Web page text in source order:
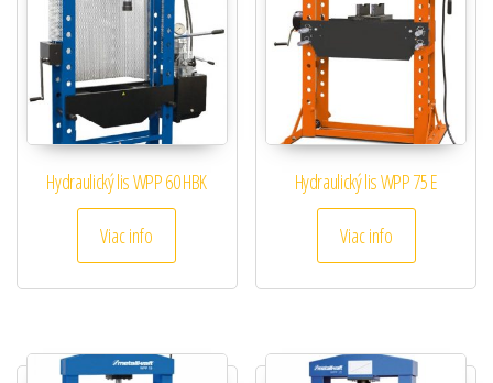
Hydraulický lis WPP 60 HBK
Viac info
Hydraulický lis WPP 75 E
Viac info